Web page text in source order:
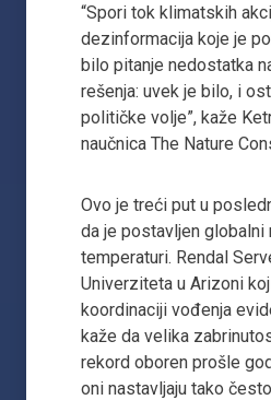
“Spori tok klimatskih
dezinformacija koje je
bilo pitanje nedostatka
rešenja: uvek je bilo, i
političke volje”, kaže
naučnica The Nature
Ovo je treći put u
da je postavljen globalni
temperaturi. Rendal
Univerziteta u Arizoni
koordinaciji vođenja
kaže da velika
rekord oboren prošle
oni nastavljaju tako